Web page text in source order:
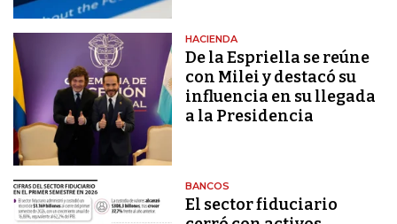
HACIENDA
De la Espriella se reúne
con Milei y destacó su
influencia en su llegada
a la Presidencia
BANCOS
El sector fiduciario